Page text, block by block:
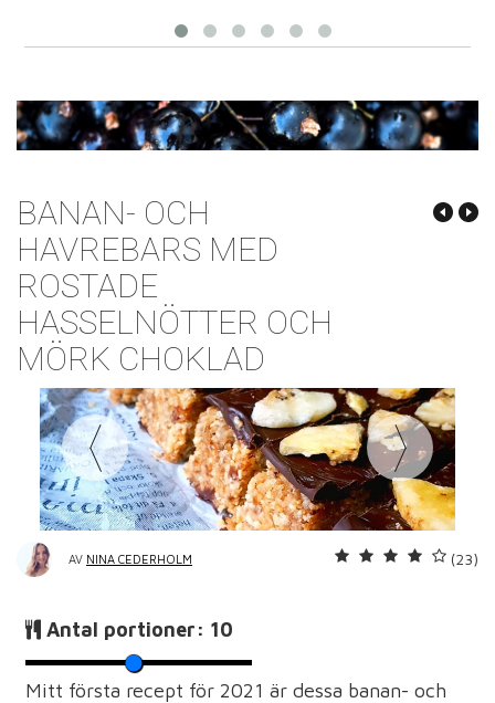
BANAN- OCH
HAVREBARS MED
ROSTADE
HASSELNÖTTER OCH
MÖRK CHOKLAD
AV NINA CEDERHOLM (23)
Antal portioner: 10
Mitt första recept för 2021 är dessa banan- och